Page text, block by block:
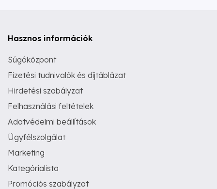
Hasznos információk
Súgóközpont
Fizetési tudnivalók és díjtáblázat
Hirdetési szabályzat
Felhasználási feltételek
Adatvédelmi beállítások
Ügyfélszolgálat
Marketing
Kategórialista
Promóciós szabályzat